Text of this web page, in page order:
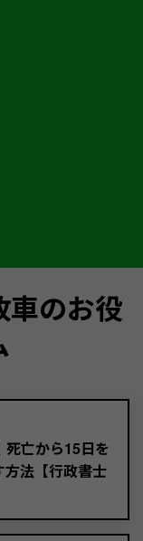
車のお役
亡から15日を
方法【行政書士